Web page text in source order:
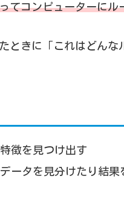
てコンピューターにル
ときに「これはどんな
徴を見つけ出す
ータを見分けたり結果